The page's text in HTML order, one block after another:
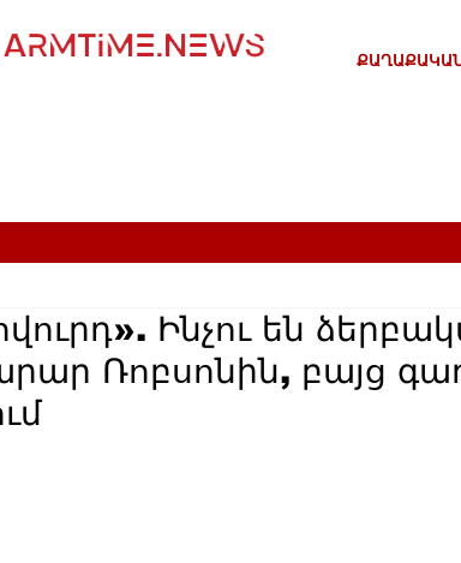
Ինչու են
Ռոբսոնին, բայց